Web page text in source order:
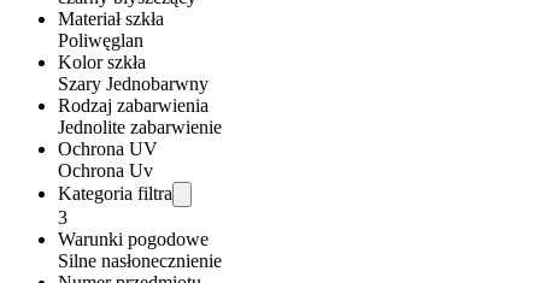
Materiał szkła
Poliwęglan
Kolor szkła
Szary Jednobarwny
Rodzaj zabarwienia
Jednolite zabarwienie
Ochrona UV
Ochrona Uv
Kategoria filtra
3
Warunki pogodowe
Silne nasłonecznienie